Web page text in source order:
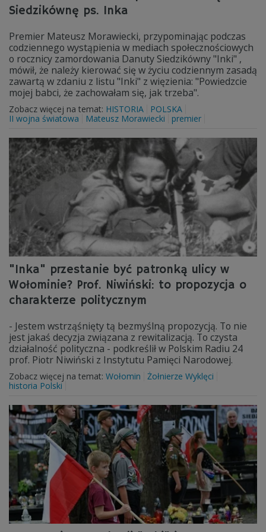
Siedzikównę ps. Inka
Premier Mateusz Morawiecki, przypominając podczas
codziennego wystąpienia w mediach społecznościowych
o rocznicy zamordowania Danuty Siedzikówny "Inki" ,
mówił, że należy kierować się w życiu codziennym zasadą
zawartą w zdaniu z listu "Inki" z więzienia: "Powiedzcie
mojej babci, że zachowałam się, jak trzeba".
Zobacz więcej na temat: HISTORIA
POLSKA
II wojna światowa
Mateusz Morawiecki premier
"Inka" przestanie być patronką ulicy w
Wołominie? Prof. Niwiński: to propozycja o
charakterze politycznym
- Jestem wstrząśnięty tą bezmyślną propozycją. To nie
jest jakaś decyzja związana z rewitalizacją. To czysta
działalność polityczna - podkreślił w Polskim Radiu 24
prof. Piotr Niwiński z Instytutu Pamięci Narodowej.
Zobacz więcej na temat: Wołomin
Żołnierze Wyklęci
historia Polski